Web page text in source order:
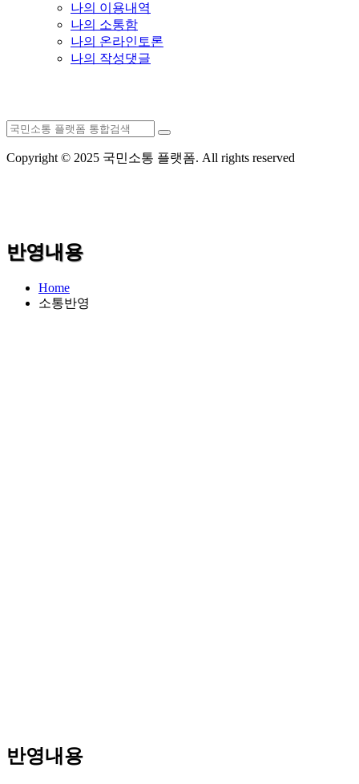
나의 이용내역
나의 소통함
나의 온라인토론
나의 작성댓글
Copyright © 2025 국민소통 플랫폼. All rights reserved
반영내용
Home
소통반영
반영내용